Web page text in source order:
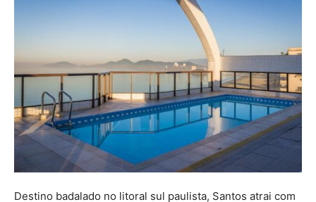
Destino badalado no litoral sul paulista, Santos atrai com